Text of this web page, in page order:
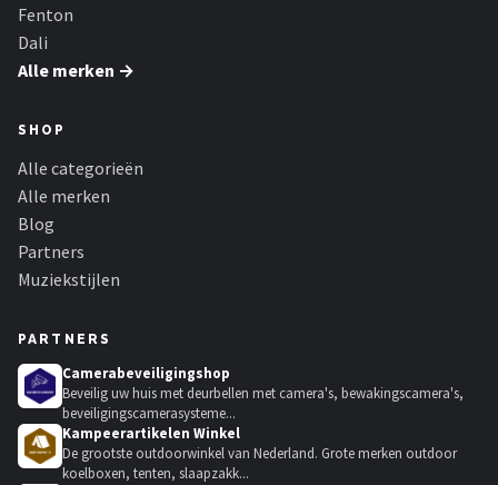
Fenton
Dali
Alle merken →
SHOP
Alle categorieën
Alle merken
Blog
Partners
Muziekstijlen
PARTNERS
Camerabeveiligingshop
Beveilig uw huis met deurbellen met camera's, bewakingscamera's,
beveiligingscamerasysteme...
Kampeerartikelen Winkel
De grootste outdoorwinkel van Nederland. Grote merken outdoor
koelboxen, tenten, slaapzakk...